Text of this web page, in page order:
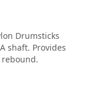
Drumsticks
shaft. Provides